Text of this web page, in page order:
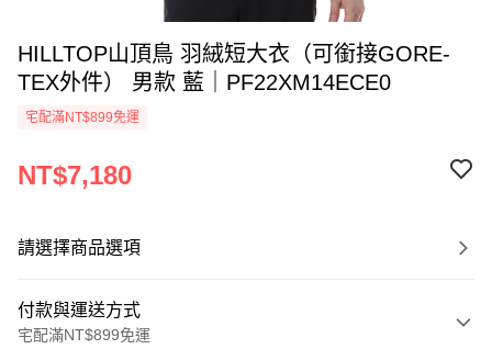
HILLTOP山頂鳥 羽絨短大衣（可銜接GORE-
TEX外件） 男款 藍｜PF22XM14ECE0
宅配滿NT$899免運
NT$7,180
請選擇商品選項
付款與運送方式
宅配滿NT$899免運